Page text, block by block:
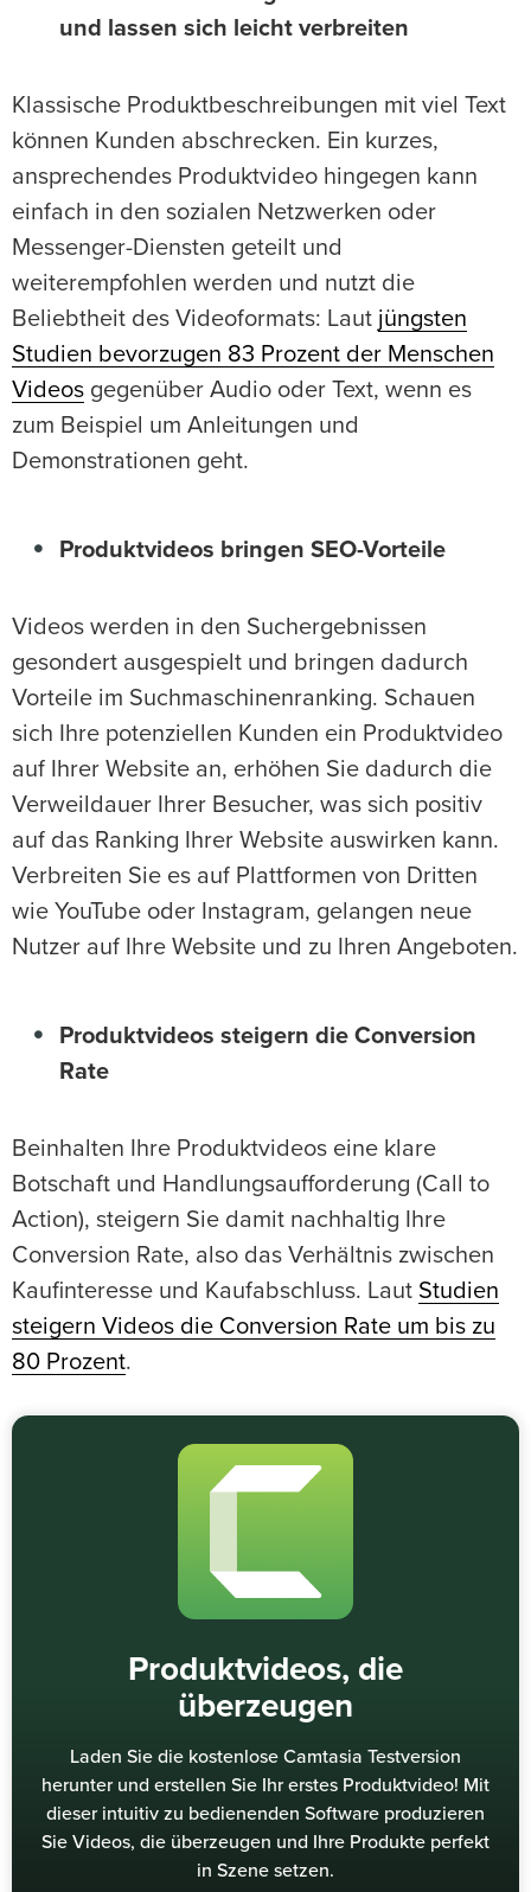
und lassen sich leicht verbreiten
Klassische Produktbeschreibungen mit viel Text
können Kunden abschrecken. Ein kurzes,
ansprechendes Produktvideo hingegen kann
einfach in den sozialen Netzwerken oder
Messenger-Diensten geteilt und
weiterempfohlen werden und nutzt die
Beliebtheit des Videoformats: Laut jüngsten
Studien bevorzugen 83 Prozent der Menschen
Videos gegenüber Audio oder Text, wenn es
zum Beispiel um Anleitungen und
Demonstrationen geht.
Produktvideos bringen SEO-Vorteile
Videos werden in den Suchergebnissen
gesondert ausgespielt und bringen dadurch
Vorteile im Suchmaschinenranking. Schauen
sich Ihre potenziellen Kunden ein Produktvideo
auf Ihrer Website an, erhöhen Sie dadurch die
Verweildauer Ihrer Besucher, was sich positiv
auf das Ranking Ihrer Website auswirken kann.
Verbreiten Sie es auf Plattformen von Dritten
wie YouTube oder Instagram, gelangen neue
Nutzer auf Ihre Website und zu Ihren Angeboten.
Produktvideos steigern die Conversion
Rate
Beinhalten Ihre Produktvideos eine klare
Botschaft und Handlungsaufforderung (Call to
Action), steigern Sie damit nachhaltig Ihre
Conversion Rate, also das Verhältnis zwischen
Kaufinteresse und Kaufabschluss. Laut Studien
steigern Videos die Conversion Rate um bis zu
80 Prozent.
Produktvideos, die
überzeugen
Laden Sie die kostenlose Camtasia Testversion
herunter und erstellen Sie Ihr erstes Produktvideo! Mit
dieser intuitiv zu bedienenden Software produzieren
Sie Videos, die überzeugen und Ihre Produkte perfekt
in Szene setzen.